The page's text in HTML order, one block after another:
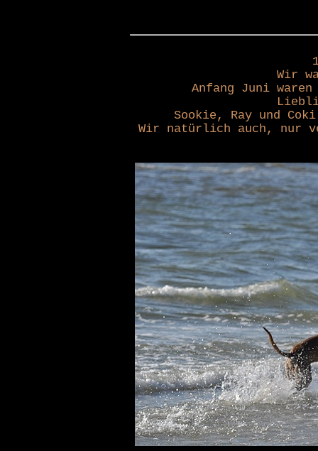
Wir
Anfang Juni
Sookie, Ray und
Wir natürlich auch, nur